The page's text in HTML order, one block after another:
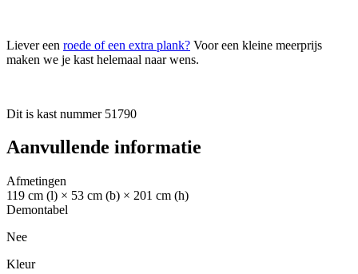
Liever een roede of een extra plank? Voor een kleine meerprijs
maken we je kast helemaal naar wens.
Dit is kast nummer 51790
Aanvullende informatie
Afmetingen
119 cm (l) × 53 cm (b) × 201 cm (h)
Demontabel
Nee
Kleur